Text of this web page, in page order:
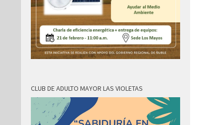
CLUB DE ADULTO MAYOR LAS VIOLETAS